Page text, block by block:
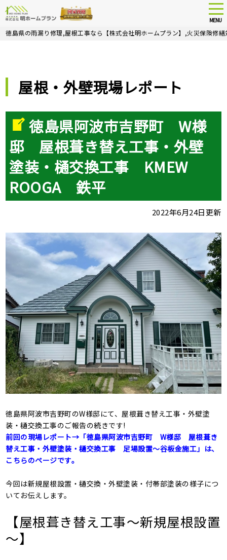
Skip
MENU
徳島県の雨漏り修理,屋根工事なら【株式会社明ホームプラン】,火災保険修繕
屋根・外壁現場レポート
徳島県阿波市吉野町 W様
邸 屋根葺き替え工事・外壁
塗装・樋交換工事 KMEW
ROOGA 鉄平
2022年6月24日更新
徳島県阿波市吉野町のW様邸にて、屋根葺き替え工事・外壁塗
装・樋交換工事のご報告の続きです!
前回の現場レポート→「徳島県阿波市吉野町 W様邸 屋根葺き
替え工事・外壁塗装・樋交換工事 足場設置～谷板金施工」は、
こちらのページです。
今回は新規屋根設置・樋交換・外壁塗装・付帯部塗装の様子につ
いてお伝えします。
【屋根葺き替え工事～新規屋根設置
～】